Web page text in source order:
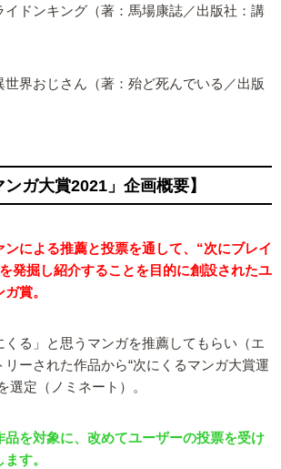
イドンキング（著：馬場康誌／出版社：講
世界おじさん（著：殆ど死んでいる／出版
ンガ大賞2021」企画概要】
による推薦と投票を通して、“次にブレイ
発掘し紹介することを目的に創設されたユ
賞。
くる」と思うマンガを推薦してもらい（エ
リーされた作品から“次にくるマンガ大賞運
選定（ノミネート）。
品を対象に、改めてユーザーの投票を受け
す。